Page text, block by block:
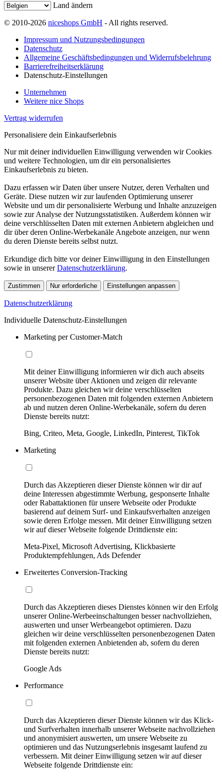
Land ändern
© 2010-2026 niceshops GmbH - All rights reserved.
Impressum und Nutzungsbedingungen
Datenschutz
Allgemeine Geschäftsbedingungen und Widerrufsbelehrung
Barrierefreiheitserklärung
Datenschutz-Einstellungen
Unternehmen
Weitere nice Shops
Vertrag widerrufen
Personalisiere dein Einkaufserlebnis
Nur mit deiner individuellen Einwilligung verwenden wir Cookies
und weitere Technologien, um dir ein personalisiertes
Einkaufserlebnis zu bieten.
Dazu erfassen wir Daten über unsere Nutzer, deren Verhalten und
Geräte. Diese nutzen wir zur laufenden Optimierung unserer
Website und um dir personalisierte Werbung und Inhalte anzuzeigen
sowie zur Analyse der Nutzungsstatistiken. Außerdem können wir
deine verschlüsselten Daten mit externen Anbietern abgleichen und
dir über deren Online-Werbekanäle Angebote anzeigen, nur wenn
du deren Dienste bereits selbst nutzt.
Erkundige dich bitte vor deiner Einwilligung in den Einstellungen
sowie in unsererDatenschutzerklärung.
Zustimmen Nur erforderliche Einstellungen anpassen
Datenschutzerklärung
Individuelle Datenschutz-Einstellungen
Marketing per Customer-Match
Mit deiner Einwilligung informieren wir dich auch abseits
unserer Website über Aktionen und zeigen dir relevante
Produkte. Dazu gleichen wir deine verschlüsselten
personenbezogenen Daten mit folgenden externen Anbietern
ab und nutzen deren Online-Werbekanäle, sofern du deren
Dienste bereits nutzt:
Bing, Criteo, Meta, Google, LinkedIn, Pinterest, TikTok
Marketing
Durch das Akzeptieren dieser Dienste können wir dir auf
deine Interessen abgestimmte Werbung, gesponserte Inhalte
oder Rabattaktionen für unsere Webseite oder Produkte
basierend auf deinem Surf- und Einkaufsverhalten anzeigen
sowie deren Erfolge messen. Mit deiner Einwilligung setzen
wir auf dieser Webseite folgende Drittdienste ein:
Meta-Pixel, Microsoft Advertising, Klickbasierte
Produktempfehlungen, Ads Defender
Erweitertes Conversion-Tracking
Durch das Akzeptieren dieses Dienstes können wir den Erfolg
unserer Online-Werbeeinschaltungen besser nachvollziehen,
auswerten und unser Werbeangebot optimieren. Dazu
gleichen wir deine verschlüsselten personenbezogenen Daten
mit folgenden externen Anbietenden ab, sofern du deren
Dienste bereits nutzt:
Google Ads
Performance
Durch das Akzeptieren dieser Dienste können wir das Klick-
und Surfverhalten innerhalb unserer Webseite nachvollziehen
und anonymisiert auswerten, um unsere Webseite zu
optimieren und das Nutzungserlebnis insgesamt laufend zu
verbessern. Mit deiner Einwilligung setzen wir auf dieser
Webseite folgende Drittdienste ein: